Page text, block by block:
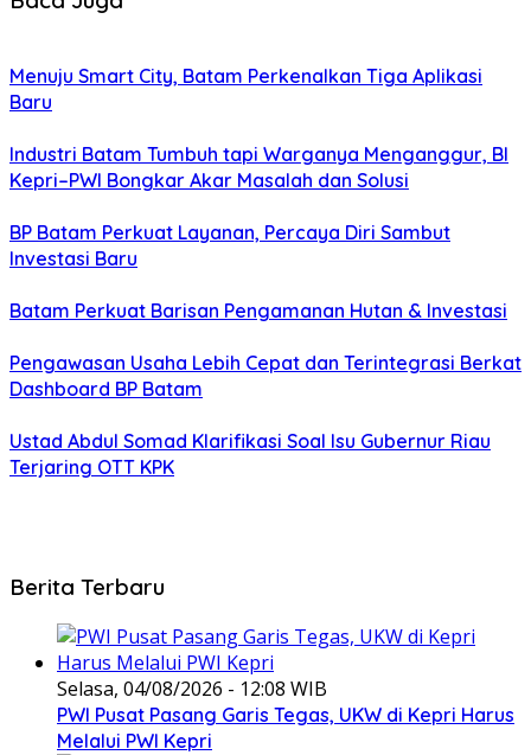
Menuju Smart City, Batam Perkenalkan Tiga Aplikasi
Baru
Industri Batam Tumbuh tapi Warganya Menganggur, BI
Kepri–PWI Bongkar Akar Masalah dan Solusi
BP Batam Perkuat Layanan, Percaya Diri Sambut
Investasi Baru
Batam Perkuat Barisan Pengamanan Hutan & Investasi
Pengawasan Usaha Lebih Cepat dan Terintegrasi Berkat
Dashboard BP Batam
Ustad Abdul Somad Klarifikasi Soal Isu Gubernur Riau
Terjaring OTT KPK
Berita Terbaru
Selasa, 04/08/2026 - 12:08 WIB
PWI Pusat Pasang Garis Tegas, UKW di Kepri Harus
Melalui PWI Kepri